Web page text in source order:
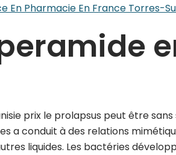
En Pharmacie En France Torres-
prix le prolapsus peut être
a conduit à des relations
liquides. Les bactéries